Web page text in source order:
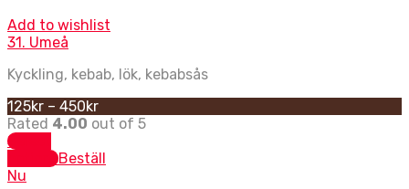
Add to wishlist
31. Umeå
Kyckling, kebab, lök, kebabsås
125kr – 450kr
Rated 4.00 out of 5
Select
optionsBeställ
Nu